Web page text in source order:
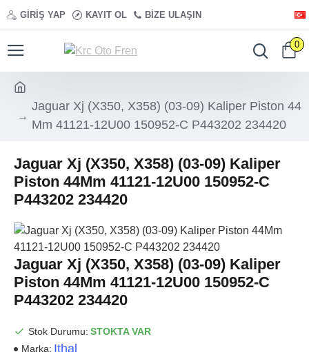
GIRIŞ YAP KAYIT OL BIZE ULAŞIN
0
Jaguar Xj (X350, X358) (03-09) Kaliper Piston 44
Mm 41121-12U00 150952-C P443202 234420
Jaguar Xj (X350, X358) (03-09) Kaliper
Piston 44Mm 41121-12U00 150952-C
P443202 234420
Jaguar Xj (X350, X358) (03-09) Kaliper
Piston 44Mm 41121-12U00 150952-C
P443202 234420
Stok Durumu: STOKTA VAR
Marka: Ithal